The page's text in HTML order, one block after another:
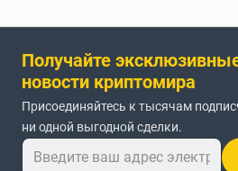
Получайте
новости криптомира
Присоединяйтесь к тысячам
ни одной выгодной сделки.